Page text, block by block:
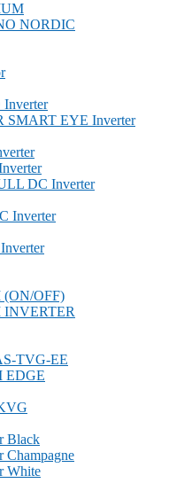
NORDIC
SMART EYE Inverter
DC Inverter
Inverter
(ON/OFF)
INVERTER
TVG-EE
EDGE
Black
Champagne
White